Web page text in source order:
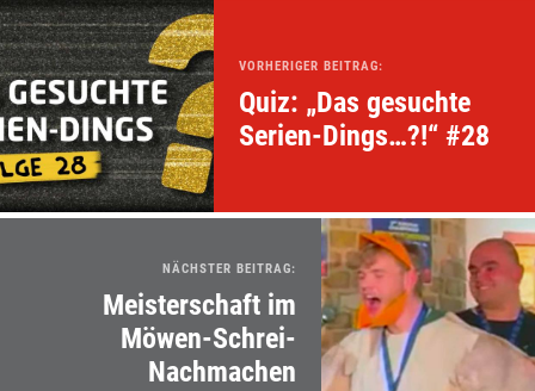
VORHERIGER BEITRAG:
Quiz: „Das gesuchte
Serien-Dings…?!“ #28
NÄCHSTER BEITRAG:
Meisterschaft im
Möwen-Schrei-
Nachmachen